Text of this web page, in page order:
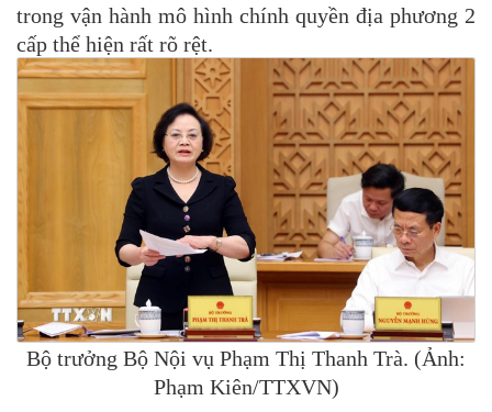
trong vận hành mô hình chính quyền địa phương 2
cấp thể hiện rất rõ rệt.
Bộ trưởng Bộ Nội vụ Phạm Thị Thanh Trà. (Ảnh:
Phạm Kiên/TTXVN)